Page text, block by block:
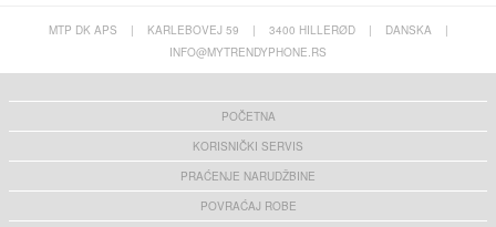
MTP DK APS | KARLEBOVEJ 59 | 3400 HILLERØD | DANSKA
|
INFO@MYTRENDYPHONE.RS
POČETNA
KORISNIČKI SERVIS
PRAĆENJE NARUDŽBINE
POVRAĆAJ ROBE